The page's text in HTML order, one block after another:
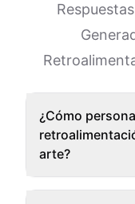
¿Cómo
arte?